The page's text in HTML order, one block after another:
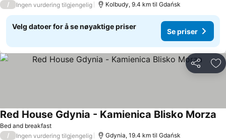
/ Ingen vurdering tilgjengelig Kolbudy, 9.4 km til Gdańsk
Velg datoer for å se nøyaktige priser
Se priser
Del
Bed and breakfast
Red House Gdynia - Kamienica Blisko Morza
/ Ingen vurdering tilgjengelig Gdynia, 19.4 km til Gdańsk